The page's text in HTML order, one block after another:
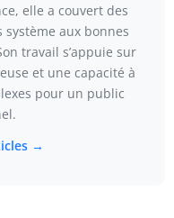
elle a couvert des
aux bonnes
travail s’appuie sur
et une capacité à
pour un public
→